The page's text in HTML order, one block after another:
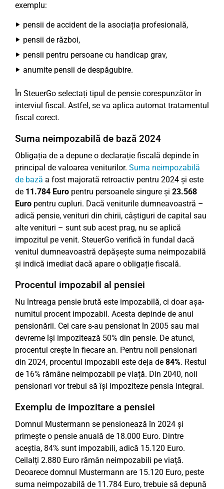
exemplu:
pensii de accident de la asociația profesională,
pensii de război,
pensii pentru persoane cu handicap grav,
anumite pensii de despăgubire.
În SteuerGo selectați tipul de pensie corespunzător în
interviul fiscal. Astfel, se va aplica automat tratamentul
fiscal corect.
Suma neimpozabilă de bază 2024
Obligația de a depune o declarație fiscală depinde în
principal de valoarea veniturilor. Suma neimpozabilă
de bază a fost majorată retroactiv pentru 2024 și este
de 11.784 Euro pentru persoanele singure și 23.568
Euro pentru cupluri. Dacă veniturile dumneavoastră –
adică pensie, venituri din chirii, câștiguri de capital sau
alte venituri – sunt sub acest prag, nu se aplică
impozitul pe venit. SteuerGo verifică în fundal dacă
venitul dumneavoastră depășește suma neimpozabilă
și indică imediat dacă apare o obligație fiscală.
Procentul impozabil al pensiei
Nu întreaga pensie brută este impozabilă, ci doar așa-
numitul procent impozabil. Acesta depinde de anul
pensionării. Cei care s-au pensionat în 2005 sau mai
devreme își impozitează 50% din pensie. De atunci,
procentul crește în fiecare an. Pentru noii pensionari
din 2024, procentul impozabil este deja de 84%. Restul
de 16% rămâne neimpozabil pe viață. Din 2040, noii
pensionari vor trebui să își impoziteze pensia integral.
Exemplu de impozitare a pensiei
Domnul Mustermann se pensionează în 2024 și
primește o pensie anuală de 18.000 Euro. Dintre
aceștia, 84% sunt impozabili, adică 15.120 Euro.
Ceilalți 2.880 Euro rămân neimpozabili pe viață.
Deoarece domnul Mustermann are 15.120 Euro, peste
suma neimpozabilă de 11.784 Euro, trebuie să depună